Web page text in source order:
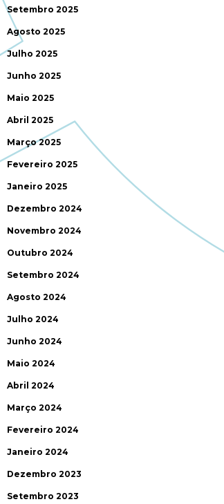
Setembro 2025
Agosto 2025
Julho 2025
Junho 2025
Maio 2025
Abril 2025
Março 2025
Fevereiro 2025
Janeiro 2025
Dezembro 2024
Novembro 2024
Outubro 2024
Setembro 2024
Agosto 2024
Julho 2024
Junho 2024
Maio 2024
Abril 2024
Março 2024
Fevereiro 2024
Janeiro 2024
Dezembro 2023
Setembro 2023